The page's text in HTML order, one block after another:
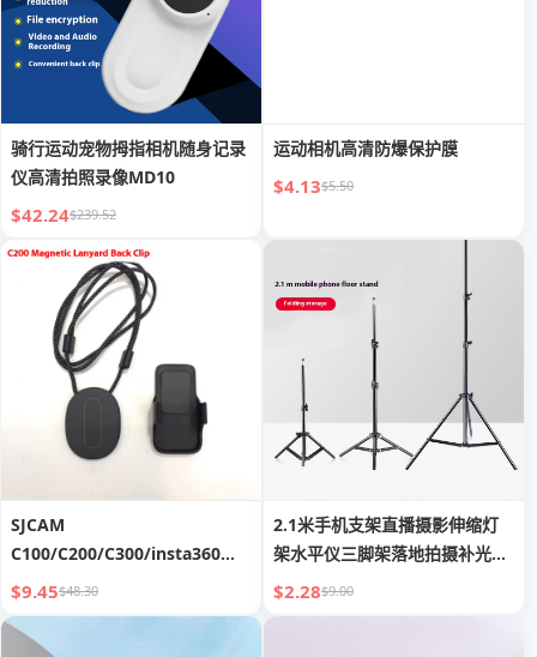
骑行运动宠物拇指相机随身记录
仪高清拍照录像MD10
$42.24$239.52
运动相机高清防爆保护膜
$4.13$5.50
SJCAM
C100/C200/C300/insta360
GO3专用磁吸挂绳运动相机配件
$9.45$48.30
2.1米手机支架直播摄影伸缩灯
架水平仪三脚架落地拍摄补光灯
支架
$2.28$9.00